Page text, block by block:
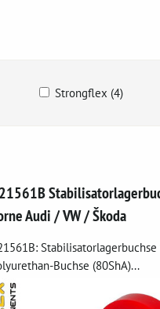
Strongflex (4)
Audi / VW / Škoda
Stabilisatorlagerbuchse
Buchse (80ShA)...